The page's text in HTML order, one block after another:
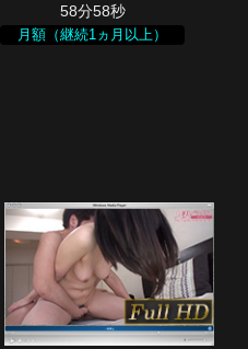
58分58秒
月額（継続1ヵ月以上）